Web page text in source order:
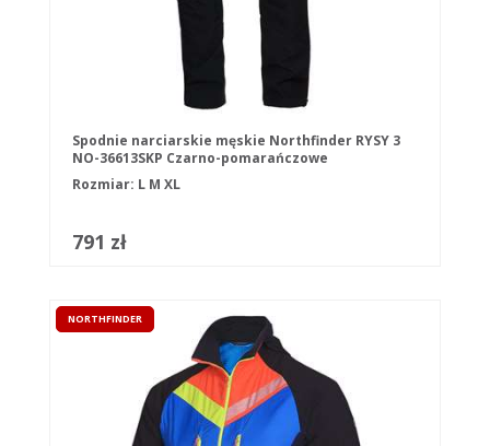
Spodnie narciarskie męskie Northfinder RYSY 3
NO-36613SKP Czarno-pomarańczowe
Rozmiar: L M XL
791 zł
NORTHFINDER